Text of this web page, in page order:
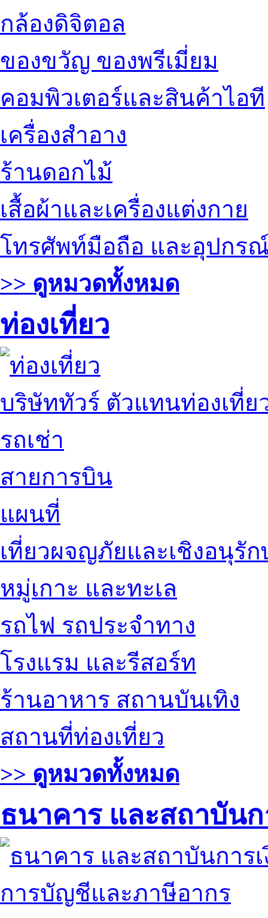
กล้องดิจิตอล
ของขวัญ ของพรีเมี่ยม
คอมพิวเตอร์และสินค้าไอที
เครื่องสำอาง
ร้านดอกไม้
เสื้อผ้าและเครื่องแต่งกาย
โทรศัพท์มือถือ และอุปกร
>> ดูหมวดทั้งหมด
ท่องเที่ยว
บริษัททัวร์ ตัวแทนท่องเที่ย
รถเช่า
สายการบิน
แผนที่
เที่ยวผจญภัยและเชิงอนุรัก
หมู่เกาะ และทะเล
รถไฟ รถประจำทาง
โรงแรม และรีสอร์ท
ร้านอาหาร สถานบันเทิง
สถานที่ท่องเที่ยว
>> ดูหมวดทั้งหมด
ธนาคาร และสถาบันก
การบัญชีและภาษีอากร